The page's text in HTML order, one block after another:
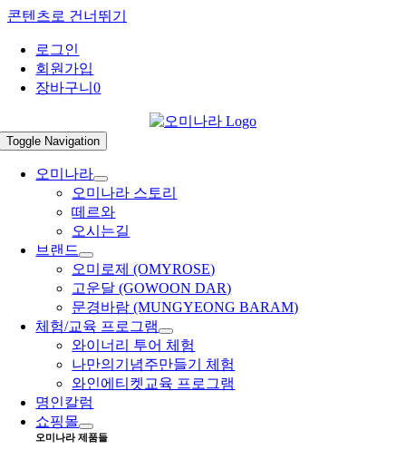
콘텐츠로 건너뛰기
로그인
회원가입
장바구니0
Toggle Navigation
오미나라
오미나라 스토리
떼르와
오시는길
브랜드
오미로제 (OMYROSE)
고운달 (GOWOON DAR)
문경바람 (MUNGYEONG BARAM)
체험/교육 프로그램
와이너리 투어 체험
나만의기념주만들기 체험
와인에티켓교육 프로그램
명인칼럼
쇼핑몰
오미나라 제품들